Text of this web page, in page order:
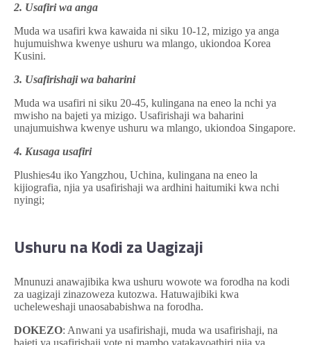
2. Usafiri wa anga
Muda wa usafiri kwa kawaida ni siku 10-12, mizigo ya anga
hujumuishwa kwenye ushuru wa mlango, ukiondoa Korea
Kusini.
3. Usafirishaji wa baharini
Muda wa usafiri ni siku 20-45, kulingana na eneo la nchi ya
mwisho na bajeti ya mizigo. Usafirishaji wa baharini
unajumuishwa kwenye ushuru wa mlango, ukiondoa Singapore.
4. Kusaga usafiri
Plushies4u iko Yangzhou, Uchina, kulingana na eneo la
kijiografia, njia ya usafirishaji wa ardhini haitumiki kwa nchi
nyingi;
Ushuru na Kodi za Uagizaji
Mnunuzi anawajibika kwa ushuru wowote wa forodha na kodi
za uagizaji zinazoweza kutozwa. Hatuwajibiki kwa
ucheleweshaji unaosababishwa na forodha.
DOKEZO: Anwani ya usafirishaji, muda wa usafirishaji, na
bajeti ya usafirishaji yote ni mambo yatakayoathiri njia ya